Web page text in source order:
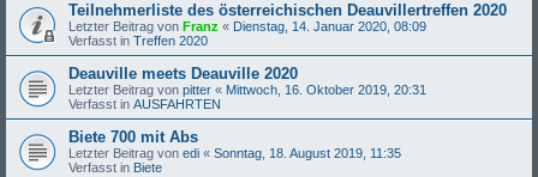
Teilnehmerliste des österreichischen Deauvillertreffen 2020
Letzter Beitrag von Franz « Dienstag, 14. Januar 2020, 08:09
Verfasst in Treffen 2020
Deauville meets Deauville 2020
Letzter Beitrag von pitter « Mittwoch, 16. Oktober 2019, 20:31
Verfasst in AUSFAHRTEN
Biete 700 mit Abs
Letzter Beitrag von edi « Sonntag, 18. August 2019, 11:35
Verfasst in Biete